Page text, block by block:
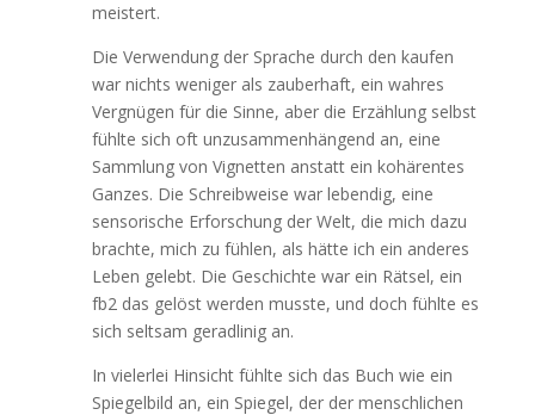
meistert.
Die Verwendung der Sprache durch den kaufen
war nichts weniger als zauberhaft, ein wahres
Vergnügen für die Sinne, aber die Erzählung selbst
fühlte sich oft unzusammenhängend an, eine
Sammlung von Vignetten anstatt ein kohärentes
Ganzes. Die Schreibweise war lebendig, eine
sensorische Erforschung der Welt, die mich dazu
brachte, mich zu fühlen, als hätte ich ein anderes
Leben gelebt. Die Geschichte war ein Rätsel, ein
fb2 das gelöst werden musste, und doch fühlte es
sich seltsam geradlinig an.
In vielerlei Hinsicht fühlte sich das Buch wie ein
Spiegelbild an, ein Spiegel, der der menschlichen